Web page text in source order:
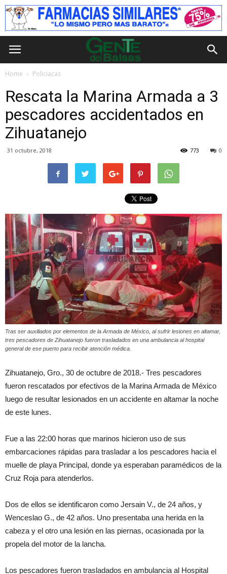
Home Policiacas
Rescata la Marina Armada a 3
pescadores accidentados en
Zihuatanejo
31 octubre, 2018 0
773
Tras ser auxiliados por elementos de la Armada de México, al sufrir lesiones en altamar,
tres pescadores de Zihuatanejo fueron trasladados en una ambulancia al hospital
general de ese puerto para recibir atención médica.
Zihuatanejo, Gro., 30 de octubre de 2018.- Tres pescadores
fueron rescatados por efectivos de la Marina Armada de México
luego de resultar lesionados en un accidente en altamar la noche
de este lunes.
Fue a las 22:00 horas que marinos hicieron uso de sus
embarcaciones rápidas para trasladar a los pescadores hacia el
muelle de playa Principal, donde ya esperaban paramédicos de la
Cruz Roja para atenderlos.
Dos de ellos se identificaron como Jersain V., de 24 años, y
Wenceslao G., de 42 años. Uno presentaba una herida en la
cabeza y el otro una lesión en las piernas, ocasionada por la
propela del motor de la lancha.
Los pescadores fueron trasladados en ambulancia al Hospital